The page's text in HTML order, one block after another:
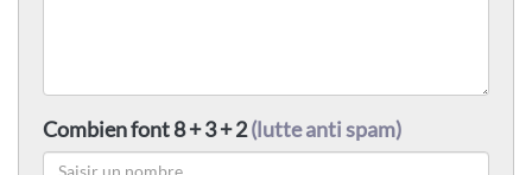
Combien font 8 + 3 + 2(lutte anti spam)